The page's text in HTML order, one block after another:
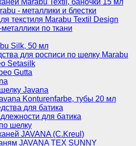
Marabu Textil, баночки 15 мл
- металлики и блестки
текстиля Marabu Textil Design
по ткани
Silk, 50 мл
для росписи по шелку Marabu
Setasilk
Gutta
Javana
Konturenfarbe, тубы 20 мл
для батика
для батика
шелку
JAVANA (C.Kreul)
JAVANA TEX SUNNY